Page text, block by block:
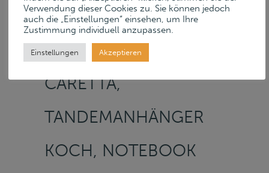
NORDKOPP GMBH –
MINI-WOHNWAGEN
CARETTA,
TANDEMANHÄNGER
KOCH, NOTEBOOK
Verwendung dieser Cookies zu. Sie können jedoch
auch die „Einstellungen“ einsehen, um Ihre
Zustimmung individuell anzupassen.
Einstellungen Akzeptieren